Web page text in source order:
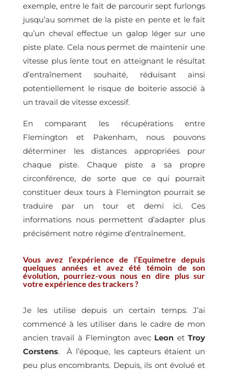
exemple, entre le fait de parcourir sept furlongs
jusqu’au sommet de la piste en pente et le fait
qu’un cheval effectue un galop léger sur une
piste plate. Cela nous permet de maintenir une
vitesse plus lente tout en atteignant le résultat
d’entraînement souhaité, réduisant ainsi
potentiellement le risque de boiterie associé à
un travail de vitesse excessif.
En comparant les récupérations entre
Flemington et Pakenham, nous pouvons
déterminer les distances appropriées pour
chaque piste. Chaque piste a sa propre
circonférence, de sorte que ce qui pourrait
constituer deux tours à Flemington pourrait se
traduire par un tour et demi ici. Ces
informations nous permettent d’adapter plus
précisément notre régime d’entraînement.
Vous avez l’expérience de l’Equimetre depuis
quelques années et avez été témoin de son
évolution, pourriez-vous nous en dire plus sur
votre expérience des trackers ?
Je les utilise depuis un certain temps. J’ai
commencé à les utiliser dans le cadre de mon
ancien travail à Flemington avec Leon etTroy
Corstens. À l’époque, les capteurs étaient un
peu plus encombrants. Depuis, ils ont évolué et